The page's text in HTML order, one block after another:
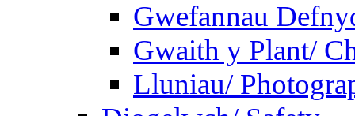
Gwefannau
Gwaith y Plant/
Lluniau/